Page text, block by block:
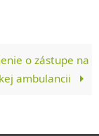
o zástupe na
ambulancii